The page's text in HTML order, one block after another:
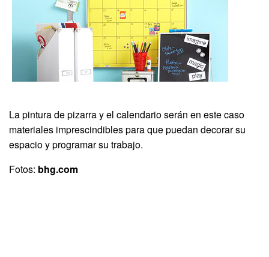
La pintura de pizarra y el calendario serán en este caso
materiales imprescindibles para que puedan decorar su
espacio y programar su trabajo.
Fotos: bhg.com